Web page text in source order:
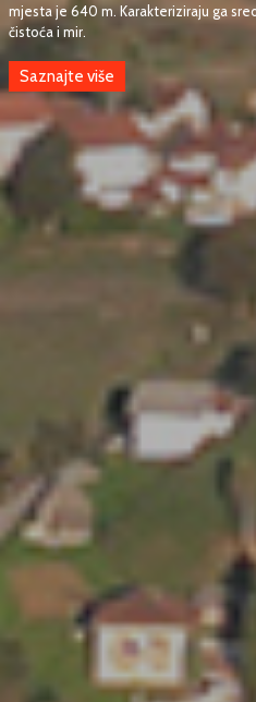
mjesta je 640 m. Karakteriziraju ga
čistoća i mir.
Saznajte više